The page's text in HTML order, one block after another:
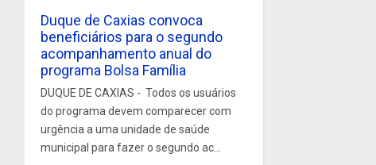
Duque de Caxias convoca
beneficiários para o segundo
acompanhamento anual do
programa Bolsa Família
DUQUE DE CAXIAS - Todos os usuários
do programa devem comparecer com
urgência a uma unidade de saúde
municipal para fazer o segundo ac...